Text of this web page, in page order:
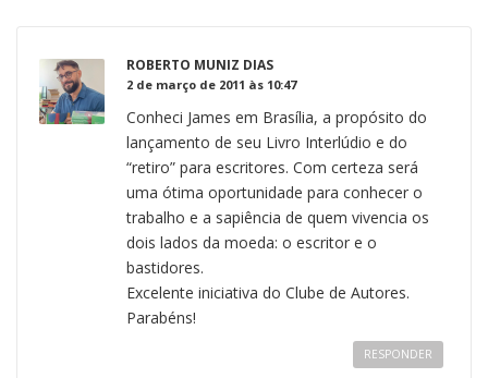
ROBERTO MUNIZ DIAS
2 de março de 2011 às 10:47
Conheci James em Brasília, a propósito do
lançamento de seu Livro Interlúdio e do
“retiro” para escritores. Com certeza será
uma ótima oportunidade para conhecer o
trabalho e a sapiência de quem vivencia os
dois lados da moeda: o escritor e o
bastidores.
Excelente iniciativa do Clube de Autores.
Parabéns!
RESPONDER